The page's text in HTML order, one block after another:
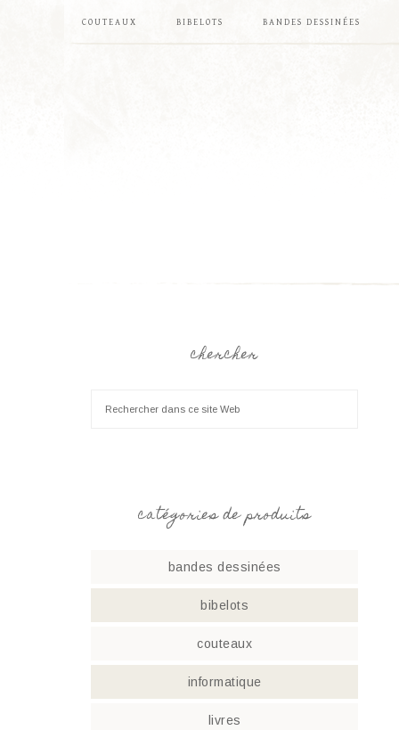
COUTEAUX BIBELOTS BANDES DESSINÉES
chercher
catégories de produits
bandes dessinées
bibelots
couteaux
informatique
livres